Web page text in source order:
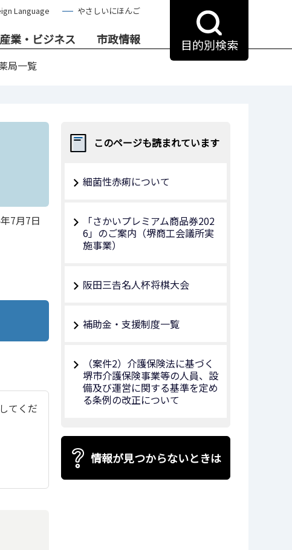
Language やさしいにほんご
産業・ビジネス 市政情報 目的別検索
局一覧
7月7日
てくだ
このページも読まれています
細菌性赤痢について
「さかいプレミアム商品券202
6」のご案内（堺商工会議所実
施事業）
阪田三𠮷名人杯将棋大会
補助金・支援制度一覧
（案件2）介護保険法に基づく
堺市介護保険事業等の人員、設
備及び運営に関する基準を定め
る条例の改正について
情報が見つからないときは